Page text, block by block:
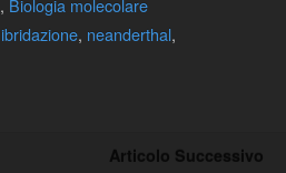
, Biologia molecolare
ibridazione, neanderthal,
Articolo Successivo